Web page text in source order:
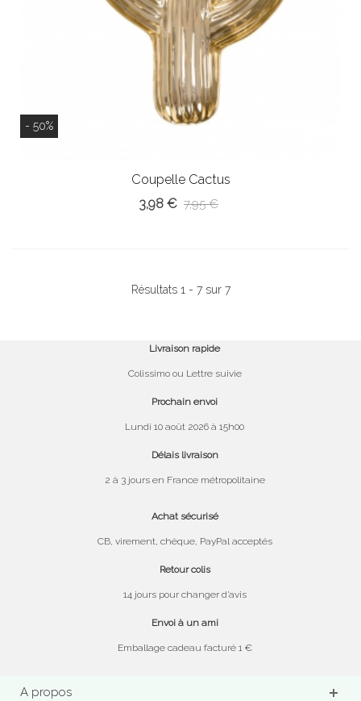
- 50%
Coupelle Cactus
3,98 € 7,95 €
Résultats 1 - 7 sur 7
Livraison rapide
Colissimo ou Lettre suivie
Prochain envoi
Lundi 10 août 2026 à 15h00
Délais livraison
2 à 3 jours en France métropolitaine
Achat sécurisé
CB, virement, chèque, PayPal acceptés
Retour colis
14 jours pour changer d’avis
Envoi à un ami
Emballage cadeau facturé 1 €
A propos